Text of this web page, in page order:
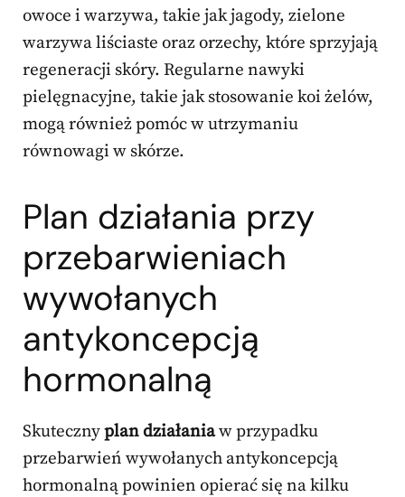
owoce i warzywa, takie jak jagody, zielone
warzywa liściaste oraz orzechy, które sprzyjają
regeneracji skóry. Regularne nawyki
pielęgnacyjne, takie jak stosowanie koi żelów,
mogą również pomóc w utrzymaniu
równowagi w skórze.
Plan działania przy
przebarwieniach
wywołanych
antykoncepcją
hormonalną
Skutecznyplan działaniaw przypadku
przebarwień wywołanych antykoncepcją
hormonalną powinien opierać się na kilku